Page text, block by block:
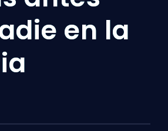
en la